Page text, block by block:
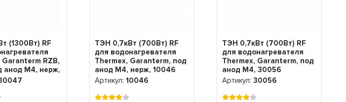
(1300Вт) RF
Garanterm RZB,
анод М4, нерж,
ТЭН 0,7кВт (700Вт) RF
для водонагревателя
Thermex, Garanterm, под
анод М4, нерж, 10046
Артикул: 10046
ТЭН 0,7кВт (700Вт) RF
для водонагревателя
Thermex, Garanterm, под
анод М4, 30056
Артикул: 30056